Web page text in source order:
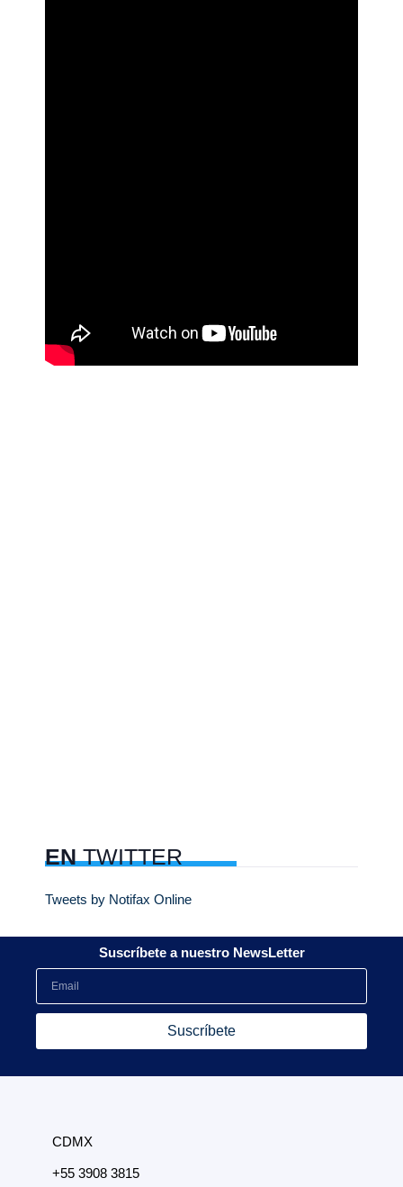
ENTWITTER
Tweets by Notifax Online
Suscríbete a nuestro NewsLetter
Suscríbete
CDMX
+55 3908 3815